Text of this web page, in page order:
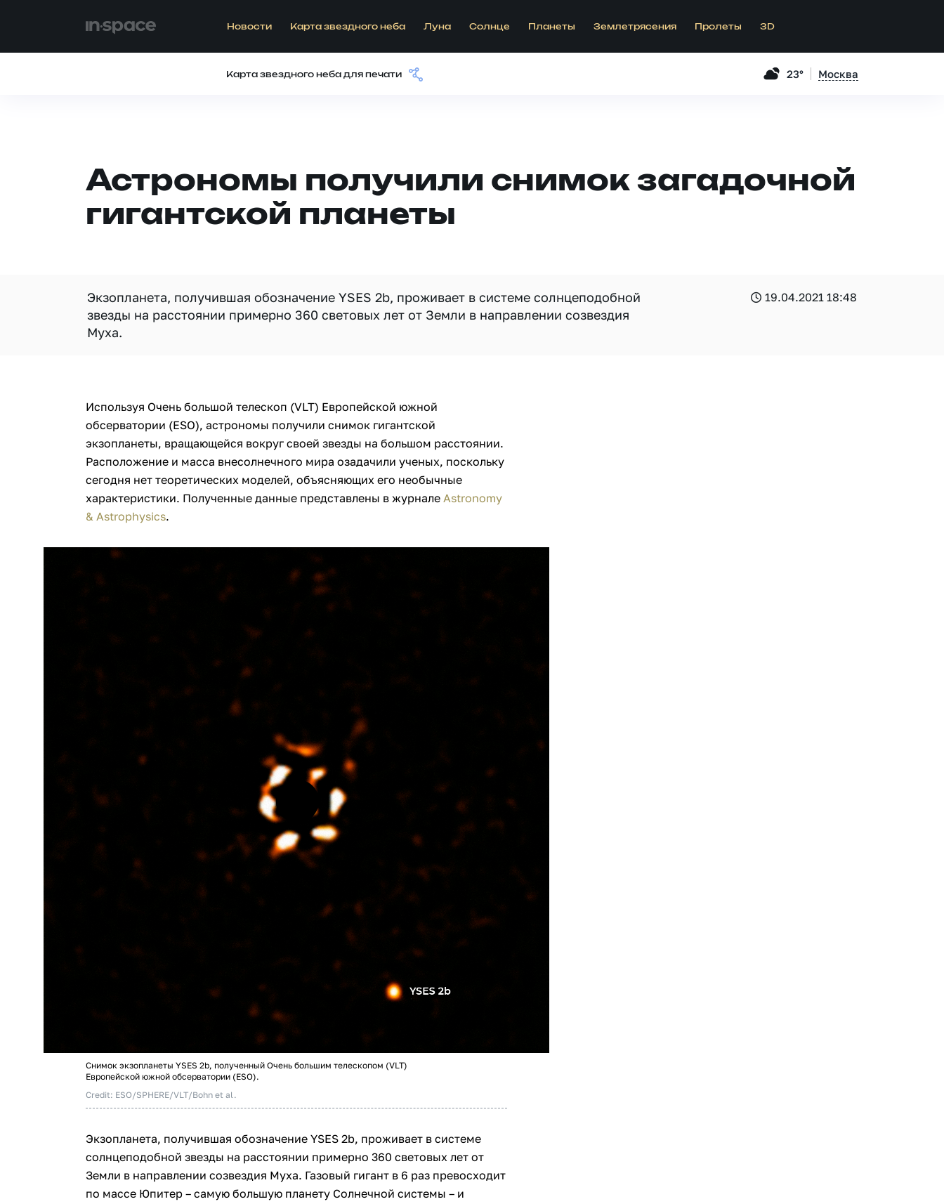
Новости Карта звездного неба Луна Солнце Планеты Землетрясения Пролеты 3D
Карта звездного неба для печати 23° Москва
Астрономы получили снимок загадочной
гигантской планеты
Экзопланета, получившая обозначение YSES 2b, проживает в системе солнцеподобной
звезды на расстоянии примерно 360 световых лет от Земли в направлении созвездия
Муха.
19.04.2021 18:48
Используя Очень большой телескоп (VLT) Европейской южной
обсерватории (ESO), астрономы получили снимок гигантской
экзопланеты, вращающейся вокруг своей звезды на большом расстоянии.
Расположение и масса внесолнечного мира озадачили ученых, поскольку
сегодня нет теоретических моделей, объясняющих его необычные
характеристики. Полученные данные представлены в журнале Astronomy
& Astrophysics.
Снимок экзопланеты YSES 2b, полученный Очень большим телескопом (VLT)
Европейской южной обсерватории (ESO).
Credit: ESO/SPHERE/VLT/Bohn et al.
Экзопланета, получившая обозначение YSES 2b, проживает в системе
солнцеподобной звезды на расстоянии примерно 360 световых лет от
Земли в направлении созвездия Муха. Газовый гигант в 6 раз превосходит
по массе Юпитер – самую большую планету Солнечной системы – и